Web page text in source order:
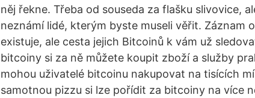
něj řekne. Třeba od souseda za flašku slivovice,
neznámí lidé, kterým byste museli věřit. Záznam
existuje, ale cesta jejich Bitcoinů k vám už
bitcoiny si za ně můžete koupit zboží a služby
mohou uživatelé bitcoinu nakupovat na tisících
samotnou pizzu si lze pořídit za bitcoiny na více